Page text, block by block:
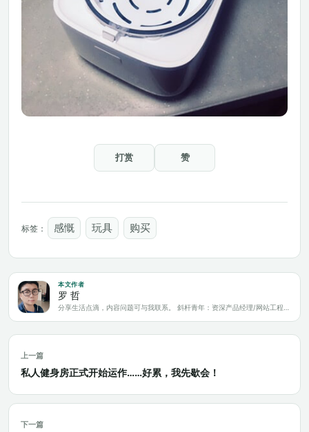
打赏 赞
标签： 感慨 玩具 购买
本文作者
罗 哲
上一篇
私人健身房正式开始运作……好累，我先歇会！
下一篇